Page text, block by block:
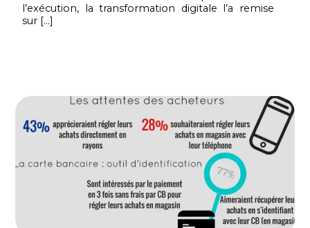
l’exécution, la transformation digitale l’a remise
sur […]